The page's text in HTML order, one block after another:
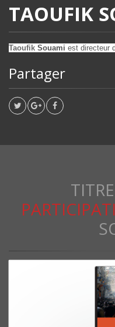
TAOUFIK
Taoufik Souami est directeur
Partager